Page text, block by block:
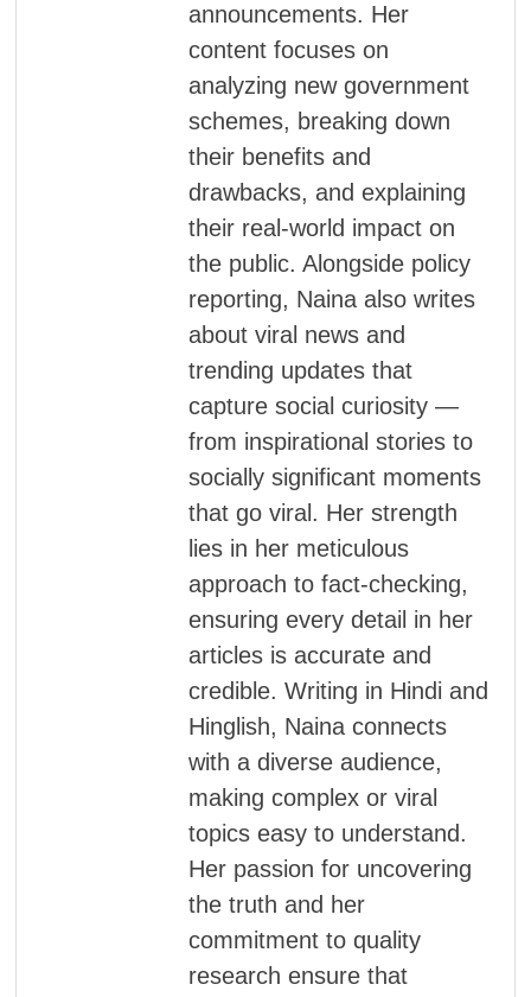
announcements. Her
content focuses on
analyzing new government
schemes, breaking down
their benefits and
drawbacks, and explaining
their real-world impact on
the public. Alongside policy
reporting, Naina also writes
about viral news and
trending updates that
capture social curiosity —
from inspirational stories to
socially significant moments
that go viral. Her strength
lies in her meticulous
approach to fact-checking,
ensuring every detail in her
articles is accurate and
credible. Writing in Hindi and
Hinglish, Naina connects
with a diverse audience,
making complex or viral
topics easy to understand.
Her passion for uncovering
the truth and her
commitment to quality
research ensure that